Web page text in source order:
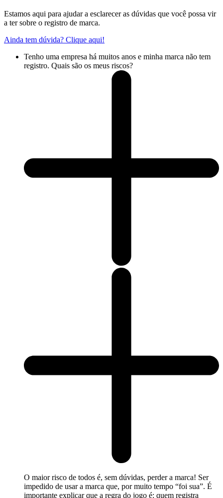
Estamos aqui para ajudar a esclarecer as dúvidas que você possa vir
a ter sobre o registro de marca.
Ainda tem dúvida? Clique aqui!
Tenho uma empresa há muitos anos e minha marca não tem
registro. Quais são os meus riscos?
O maior risco de todos é, sem dúvidas, perder a marca! Ser
impedido de usar a marca que, por muito tempo “foi sua”. É
importante explicar que a regra do jogo é: quem registra